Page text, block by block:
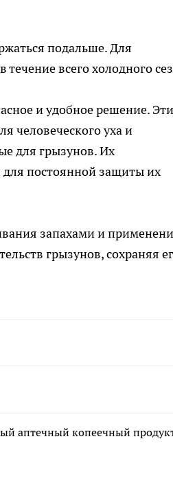
подальше. Для
всего холодного
и удобное решение. Эти
человеческого уха и
для грызунов. Их
для постоянной защиты их
запахами и
грызунов, сохраняя
аптечный копеечный